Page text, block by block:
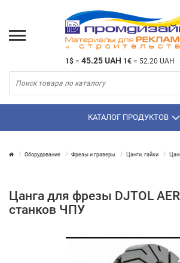
1$ = 45.25 UAH 1€ = 52.20 UAH
КАТАЛОГ ПРОДУКТОВ
Оборудование Фрезы и граверы Цанги, гайки
Цанга для фрезы DJTOL
станков ЧПУ